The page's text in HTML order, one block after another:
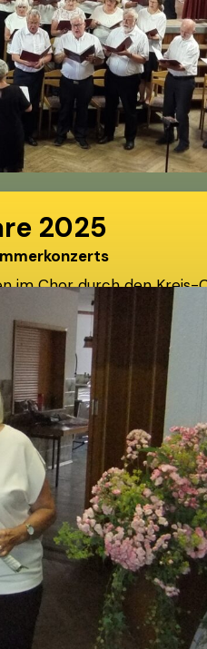
2025
im Chor durch den Kreis-